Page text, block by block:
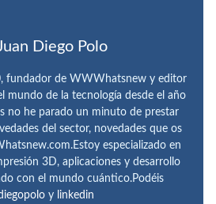
Diego Polo
fundador de WWWhatsnew y editor
mundo de la tecnología desde el año
no he parado un minuto de prestar
del sector, novedades que os
especializado en
3D, aplicaciones y desarrollo
con el mundo cuántico.Podéis
y linkedin